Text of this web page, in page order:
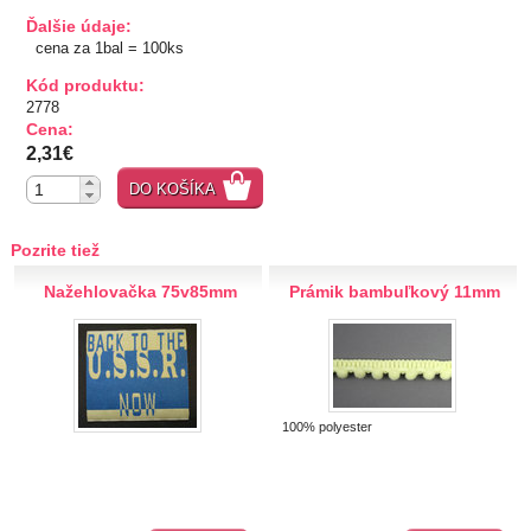
TIPY NA DARČEKY
Zľavnené
Aplikácie
Bižutérny kútik
Dekorácie
Gombíky
Ďalšie údaje:
cena za 1bal = 100ks
Kód produktu:
2778
Cena:
2,31€
DO KOŠÍKA
Pozrite tiež
Nažehlovačka 75v85mm Prámik bambuľkový 11mm
100% polyester